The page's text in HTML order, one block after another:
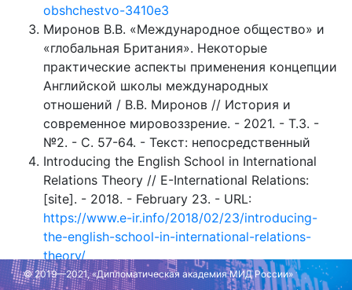
obshchestvo-3410e3
Миронов В.В. «Международное общество» и
«глобальная Британия». Некоторые
практические аспекты применения концепции
Английской школы международных
отношений / В.В. Миронов // История и
современное мировоззрение. - 2021. - Т.3. -
№2. - С. 57-64. - Текст: непосредственный
Introducing the English School in International
Relations Theory // E-International Relations:
[site]. - 2018. - February 23. - URL:
https://www.e-ir.info/2018/02/23/introducing-
the-english-school-in-international-relations-
theory/
© 2019—2021, «Дипломатическая академия МИД России»